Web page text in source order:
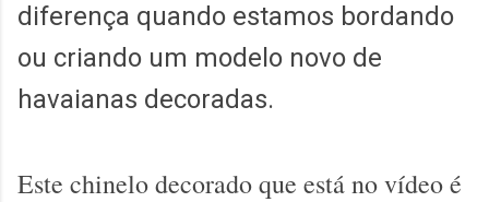
diferença quando estamos bordando
ou criando um modelo novo de
havaianas decoradas.
Este chinelo decorado que está no vídeo é